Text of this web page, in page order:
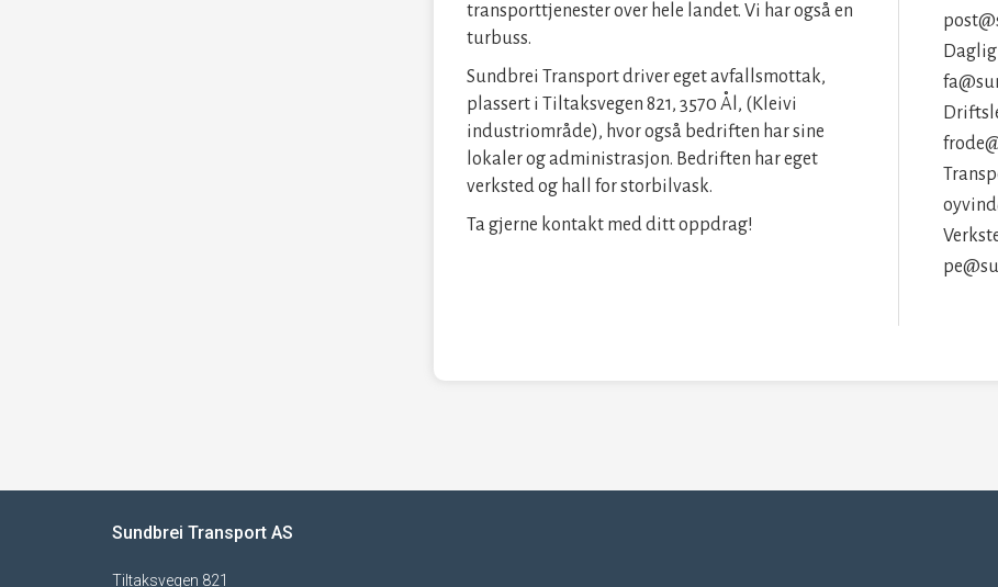
transporttjenester over hele landet. Vi har også en
turbuss.
Sundbrei Transport driver eget avfallsmottak,
plassert i Tiltaksvegen 821, 3570 Ål, (Kleivi
industriområde), hvor også bedriften har sine
lokaler og administrasjon. Bedriften har eget
verksted og hall for storbilvask.
Ta gjerne kontakt med ditt oppdrag!
Daglig
Sundbrei Transport AS
Tiltaksvegen 821